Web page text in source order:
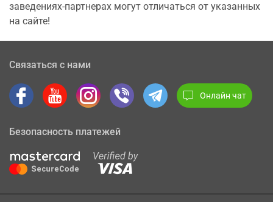
заведениях-партнерах могут отличаться от указанных
на сайте!
Связаться с нами
Онлайн чат
Безопасность платежей